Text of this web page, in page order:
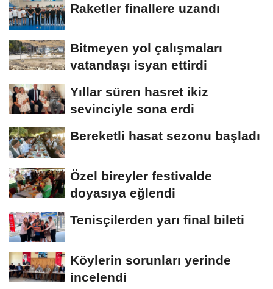
Raketler finallere uzandı
Bitmeyen yol çalışmaları
vatandaşı isyan ettirdi
Yıllar süren hasret ikiz
sevinciyle sona erdi
Bereketli hasat sezonu başladı
Özel bireyler festivalde
doyasıya eğlendi
Tenisçilerden yarı final bileti
Köylerin sorunları yerinde
incelendi